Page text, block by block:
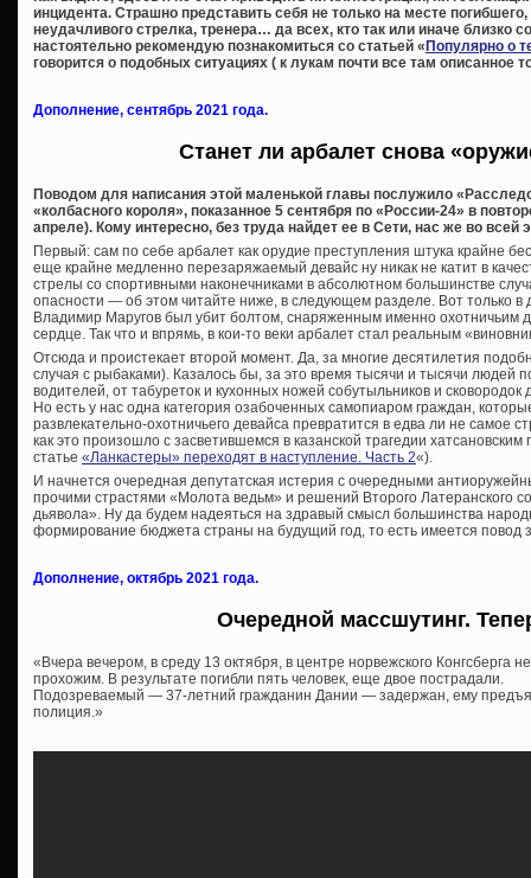
инцидента. Страшно представить себя не только на месте
неудачливого стрелка, тренера… да всех, кто так или иначе близко
настоятельно рекомендую познакомиться со статьей « Популярно о
говорится о подобных ситуациях ( к лукам почти все там описанное
Дополнение, сентябрь 2021 года.
Станет ли арбалет снова
Поводом для написания этой маленькой главы послужило
«колбасного короля», показанное 5 сентября по «России-24» в
апреле). Кому интересно, без труда найдет ее в Сети, нас же во всей
Первый: сам по себе арбалет как орудие преступления штука крайне
еще крайне медленно перезаряжаемый девайс ну никак не катит в
стрелы со спортивными наконечниками в абсолютном большинстве
опасности — об этом читайте ниже, в следующем разделе. Вот только
Владимир Маругов был убит болтом, снаряженным именно охотничьим
сердце. Так что и впрямь, в кои-то веки арбалет стал реальным
Отсюда и проистекает второй момент. Да, за многие десятилетия
случая с рыбаками). Казалось бы, за это время тысячи и тысячи людей
водителей, от табуреток и кухонных ножей собутыльников и сковородок
Но есть у нас одна категория озабоченных самопиаром граждан,
развлекательно-охотничьего девайса превратится в едва ли не самое
как это произошло с засветившемся в казанской трагедии
статье «Ланкастеры» переходят в наступление. Часть 2«).
И начнется очередная депутатская истерия с очередными
прочими страстями «Молота ведьм» и решений Второго Латеранского
дьявола». Ну да будем надеяться на здравый смысл большинства
формирование бюджета страны на будущий год, то есть имеется повод
Дополнение, октябрь 2021 года.
Очередной массшутинг.
«Вчера вечером, в среду 13 октября, в центре норвежского Конгсберга
прохожим. В результате погибли пять человек, еще двое пострадали.
Подозреваемый — 37-летний гражданин Дании — задержан, ему
полиция.»